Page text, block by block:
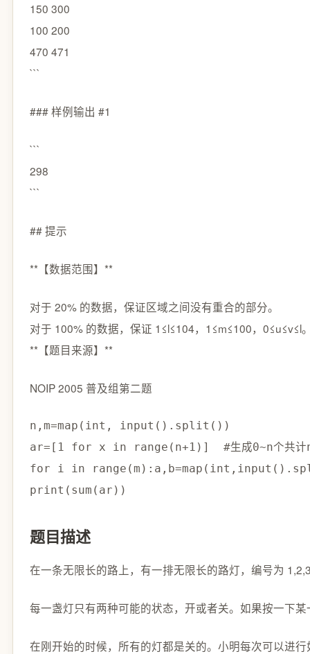
150 300
100 200
470 471
```
### 样例输出 #1
```
298
```
## 提示
**【数据范围】**
对于 20% 的数据，保证区域之间没有重合的部分。
对于 100% 的数据，保证 1≤l≤104，1≤m≤100，0≤u≤v≤l
**【题目来源】**
NOIP 2005 普及组第二题
n,m=map(int, input().split())
ar=[1 for x in range(n+1)]  #生成0~n个共计
for i in
print(sum(ar))
题目描述
在一条无限长的路上，有一排无限长的路灯，编号为
每一盏灯只有两种可能的状态，开或者关。如果按一下
在刚开始的时候，所有的灯都是关的。小明每次可以进